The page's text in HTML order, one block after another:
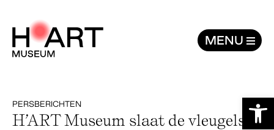
MENU
PERSBERICHTEN
H’ART Museum slaat de vleugels